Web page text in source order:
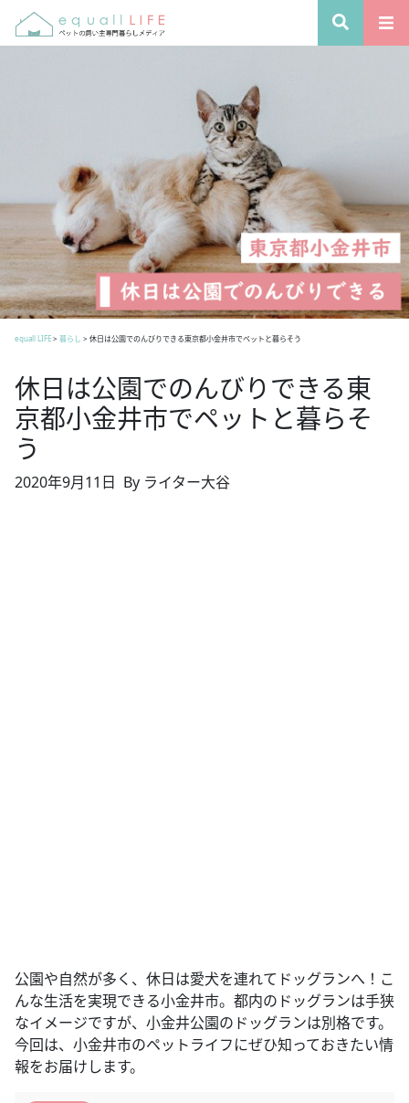
equall LIFE> 暮らし > 休日は公園でのんびりできる東京都小金井市でペットと暮らそう
休日は公園でのんびりできる東
京都小金井市でペットと暮らそ
う
2020年9月11日 By ライター大谷
公園や自然が多く、休日は愛犬を連れてドッグランへ！こ
んな生活を実現できる小金井市。都内のドッグランは手狭
なイメージですが、小金井公園のドッグランは別格です。
今回は、小金井市のペットライフにぜひ知っておきたい情
報をお届けします。